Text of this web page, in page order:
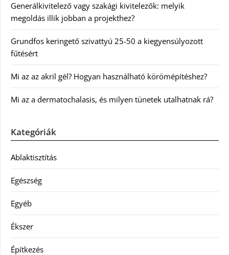
Generálkivitelező vagy szakági kivitelezők: melyik
megoldás illik jobban a projekthez?
Grundfos keringető szivattyú 25-50 a kiegyensúlyozott
fűtésért
Mi az az akril gél? Hogyan használható körömépítéshez?
Mi az a dermatochalasis, és milyen tünetek utalhatnak rá?
Kategóriák
Ablaktisztítás
Egészség
Egyéb
Ékszer
Építkezés